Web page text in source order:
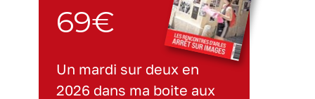
69€
Un mardi sur deux en
2026 dans ma boite aux